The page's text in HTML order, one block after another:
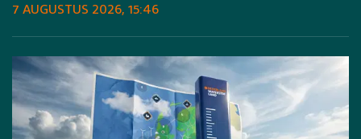
7 AUGUSTUS 2026, 15:46